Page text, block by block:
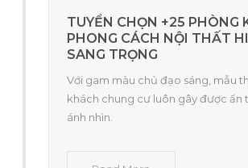
TUYỂN CHỌN +25 PHÒNG
PHONG CÁCH NỘI THẤT
SANG TRỌNG
Với gam màu chủ đạo sáng, mẫu
khách chung cư luôn gây được ấn
ánh nhìn.